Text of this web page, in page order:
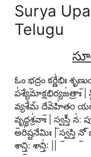
Surya
Telugu
ఓం భ॒ద్రం కర్ణే॑భిః
ప॑శ్యేమా॒క్షభి॒ర్యజ॑త్రాః |
వ్యశే॑మ దే॒వహి॑త॒o
వృ॒ద్ధశ్ర॑వాః | స్వ॒స్తి న॑:
అరి॑ష్టనేమిః | స్వ॒స్తి నో॒
శాన్తి॒: శాన్తి॑: ||